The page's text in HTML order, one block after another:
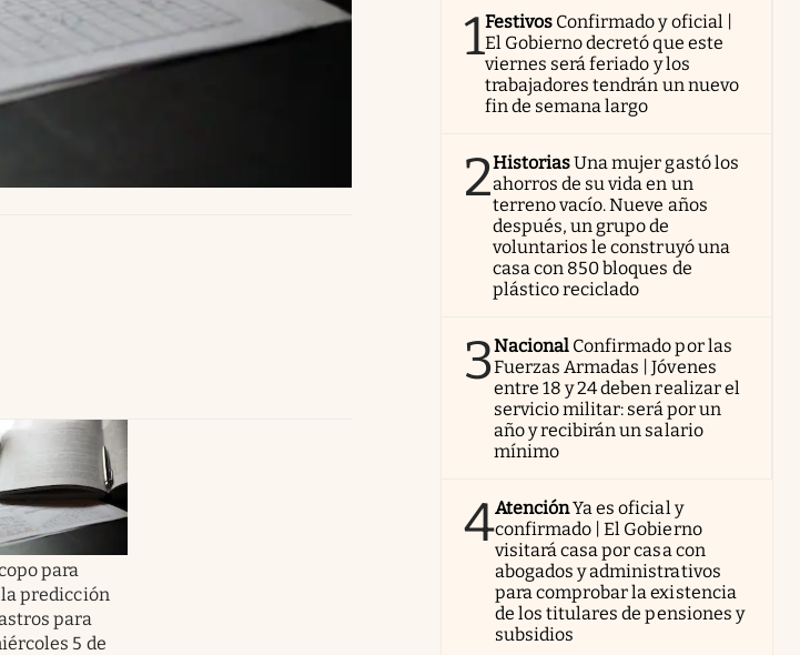
para
la predicción
para
5 de
1Festivos Confirmado y oficial |
El Gobierno decretó que este
viernes será feriado y los
trabajadores tendrán un nuevo
fin de semana largo
2HistoriasUna mujer gastó los
ahorros de su vida en un
terreno vacío. Nueve años
después, un grupo de
voluntarios le construyó una
casa con 850 bloques de
plástico reciclado
3Nacional Confirmado por las
Fuerzas Armadas | Jóvenes
entre 18 y 24 deben realizar el
servicio militar: será por un
año y recibirán un salario
mínimo
4AtenciónYa es oficial y
confirmado | El Gobierno
visitará casa por casa con
abogados y administrativos
para comprobar la existencia
de los titulares de pensiones y
subsidios